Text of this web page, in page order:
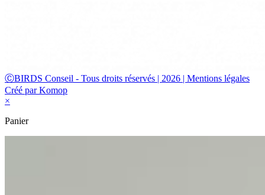
ⒸBIRDS Conseil - Tous droits réservés | 2026 | Mentions légales
Créé par Komop
×
Panier